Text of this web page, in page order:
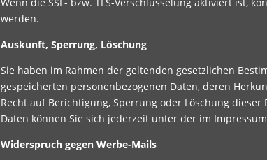
werden.
Auskunft, Sperrung, Löschung
Sie haben im Rahmen der geltenden gesetzlichen
gespeicherten personenbezogenen Daten, deren
Recht auf Berichtigung, Sperrung oder Löschung
Daten können Sie sich jederzeit unter der im
Widerspruch gegen Werbe-Mails